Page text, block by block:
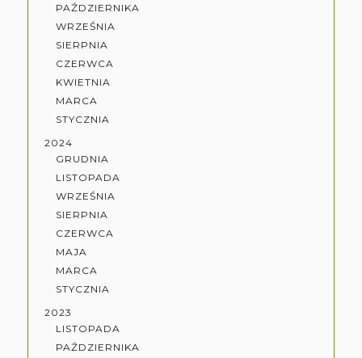
PAŹDZIERNIKA
WRZEŚNIA
SIERPNIA
CZERWCA
KWIETNIA
MARCA
STYCZNIA
2024
GRUDNIA
LISTOPADA
WRZEŚNIA
SIERPNIA
CZERWCA
MAJA
MARCA
STYCZNIA
2023
LISTOPADA
PAŹDZIERNIKA